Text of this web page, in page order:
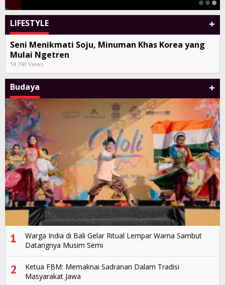
LIFESTYLE +
Seni Menikmati Soju, Minuman Khas Korea yang
Mulai Ngetren
14.760 Views
Budaya +
1
Warga India di Bali Gelar Ritual Lempar Warna Sambut
Datangnya Musim Semi
2
Ketua FBM: Memaknai Sadranan Dalam Tradisi
Masyarakat Jawa